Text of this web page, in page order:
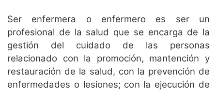
Ser enfermera o enfermero es ser un
profesional de la salud que se encarga de la
gestión del cuidado de las personas
relacionado con la promoción, mantención y
restauración de la salud, con la prevención de
enfermedades o lesiones; con la ejecución de